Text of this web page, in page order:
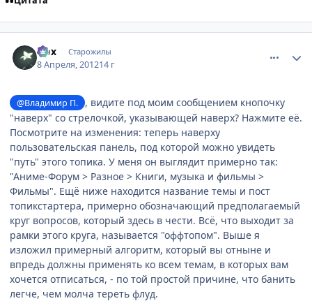
Nox Старожилы
8 Апреля, 201214 г
@Владимир П.
, видите под моим сообщением кнопочку
"наверх" со стрелочкой, указывающей наверх? Нажмите её.
Посмотрите на изменения: теперь наверху
пользовательская панель, под которой можно увидеть
"путь" этого топика. У меня он выглядит примерно так:
"Аниме-Форум > Разное > Книги, музыка и фильмы >
Фильмы". Ещё ниже находится название темы и пост
топикстартера, примерно обозначающий предполагаемый
круг вопросов, который здесь в чести. Всё, что выходит за
рамки этого круга, называется "оффтопом". Выше я
изложил примерный алгоритм, который вы отныне и
впредь должны применять ко всем темам, в которых вам
хочется отписаться, - по той простой причине, что банить
легче, чем молча тереть флуд.